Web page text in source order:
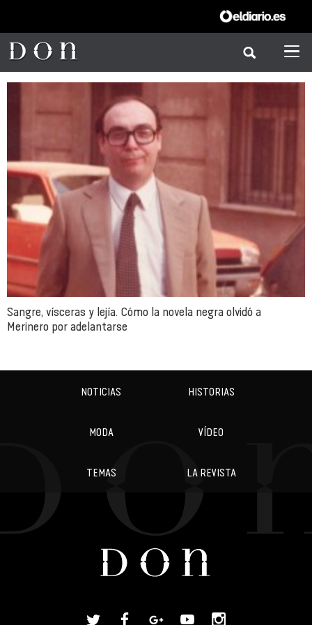
Sangre, vísceras y lejía. Cómo la novela negra olvidó a
Merinero por adelantarse
NOTICIAS HISTORIAS
MODA VÍDEO
TEMAS LA REVISTA